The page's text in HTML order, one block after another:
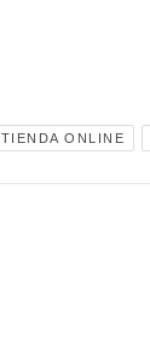
TIENDA ONLINE